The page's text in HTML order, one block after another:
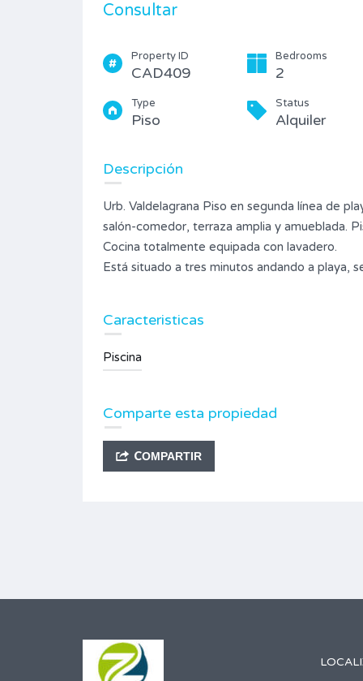
Consultar
Property ID
CAD409
Bedrooms
2
Type
Piso
Status
Alquiler
Descripción
Urb. Valdelagrana Piso en segunda línea de
salón-comedor, terraza amplia y amueblada.
Cocina totalmente equipada con lavadero.
Está situado a tres minutos andando a playa,
Caracteristicas
Piscina
Comparte esta propiedad
COMPARTIR